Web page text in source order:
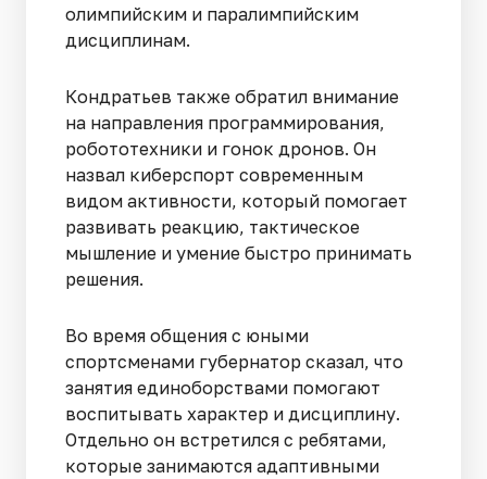
олимпийским и паралимпийским
дисциплинам.
Кондратьев также обратил внимание
на направления программирования,
робототехники и гонок дронов. Он
назвал киберспорт современным
видом активности, который помогает
развивать реакцию, тактическое
мышление и умение быстро принимать
решения.
Во время общения с юными
спортсменами губернатор сказал, что
занятия единоборствами помогают
воспитывать характер и дисциплину.
Отдельно он встретился с ребятами,
которые занимаются адаптивными